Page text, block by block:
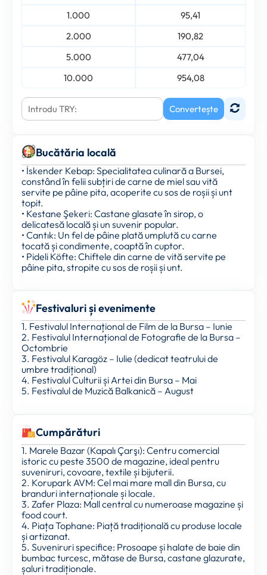
1.000
95,41
2.000
190,82
5.000
477,04
10.000
954,08
Convertește
Bucătăria locală
• İskender Kebap: Specialitatea culinară a Bursei,
constând în felii subțiri de carne de miel sau vită
servite pe pâine pita, acoperite cu sos de roșii și unt
topit.
• Kestane Şekeri: Castane glasate în sirop, o
delicatesă locală și un suvenir popular.
• Cantık: Un fel de pâine plată umplută cu carne
tocată și condimente, coaptă în cuptor.
• Pideli Köfte: Chiftele din carne de vită servite pe
pâine pita, stropite cu sos de roșii și unt.
Festivaluri și evenimente
1. Festivalul Internațional de Film de la Bursa – Iunie
2. Festivalul Internațional de Fotografie de la Bursa –
Octombrie
3. Festivalul Karagöz – Iulie (dedicat teatrului de
umbre tradițional)
4. Festivalul Culturii și Artei din Bursa – Mai
5. Festivalul de Muzică Balkanică – August
Cumpărături
1. Marele Bazar (Kapalı Çarşı): Centru comercial
istoric cu peste 3500 de magazine, ideal pentru
suveniruri, covoare, textile și bijuterii.
2. Korupark AVM: Cel mai mare mall din Bursa, cu
branduri internaționale și locale.
3. Zafer Plaza: Mall central cu numeroase magazine și
food court.
4. Piața Tophane: Piață tradițională cu produse locale
și artizanat.
5. Suveniruri specifice: Prosoape și halate de baie din
bumbac turcesc, mătase de Bursa, castane glazurate,
șaluri tradiționale.